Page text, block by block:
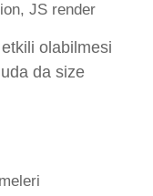
JS render
etkili olabilmesi
da size